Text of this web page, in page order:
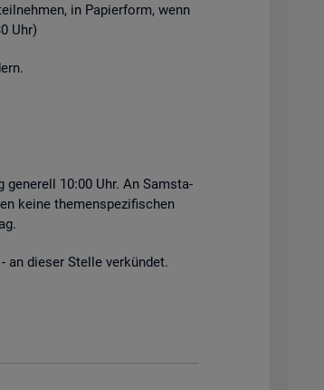
in Pa­pier­form, wenn
Uhr)
10:00 Uhr. An Sams­ta­
keine the­men­spe­zi­fi­schen
an die­ser Stel­le ver­kün­det.